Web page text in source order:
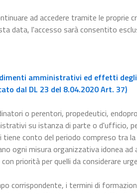
ad accedere tramite le proprie
data, l'accesso sarà consentito
amministrativi ed effetti
dal DL 23 del 8.04.2020 Art. 37)
o perentori, propedeutici,
su istanza di parte o d'ufficio,
conto del periodo compreso tra
ogni misura organizzativa idonea
priorità per quelli da considerare
corrispondente, i termini di